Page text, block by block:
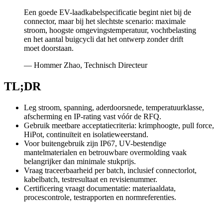
Een goede EV-laadkabelspecificatie begint niet bij de
connector, maar bij het slechtste scenario: maximale
stroom, hoogste omgevingstemperatuur, vochtbelasting
en het aantal buigcycli dat het ontwerp zonder drift
moet doorstaan.
— Hommer Zhao, Technisch Directeur
TL;DR
Leg stroom, spanning, aderdoorsnede, temperatuurklasse,
afscherming en IP-rating vast vóór de RFQ.
Gebruik meetbare acceptatiecriteria: krimphoogte, pull force,
HiPot, continuïteit en isolatieweerstand.
Voor buitengebruik zijn IP67, UV-bestendige
mantelmaterialen en betrouwbare overmolding vaak
belangrijker dan minimale stukprijs.
Vraag traceerbaarheid per batch, inclusief connectorlot,
kabelbatch, testresultaat en revisienummer.
Certificering vraagt documentatie: materiaaldata,
procescontrole, testrapporten en normreferenties.